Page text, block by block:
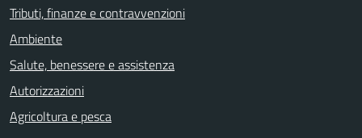
Tributi, finanze e contravvenzioni
Ambiente
Salute, benessere e assistenza
Autorizzazioni
Agricoltura e pesca